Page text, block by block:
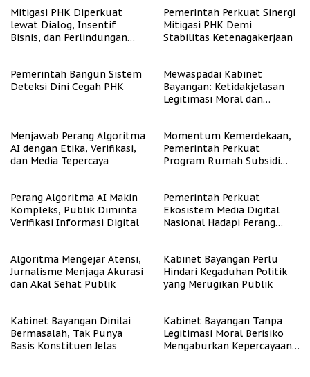
Mitigasi PHK Diperkuat
lewat Dialog, Insentif
Bisnis, dan Perlindungan
Pemerintah Perkuat Sinergi
Mitigasi PHK Demi
Stabilitas Ketenagakerjaan
Pemerintah Bangun Sistem
Deteksi Dini Cegah PHK
Mewaspadai Kabinet
Bayangan: Ketidakjelasan
Legitimasi Moral dan
Menjawab Perang Algoritma
AI dengan Etika, Verifikasi,
dan Media Tepercaya
Momentum Kemerdekaan,
Pemerintah Perkuat
Program Rumah Subsidi
Perang Algoritma AI Makin
Kompleks, Publik Diminta
Verifikasi Informasi Digital
Pemerintah Perkuat
Ekosistem Media Digital
Nasional Hadapi Perang
Algoritma Mengejar Atensi,
Jurnalisme Menjaga Akurasi
dan Akal Sehat Publik
Kabinet Bayangan Perlu
Hindari Kegaduhan Politik
yang Merugikan Publik
Kabinet Bayangan Dinilai
Bermasalah, Tak Punya
Basis Konstituen Jelas
Kabinet Bayangan Tanpa
Legitimasi Moral Berisiko
Mengaburkan Kepercayaan